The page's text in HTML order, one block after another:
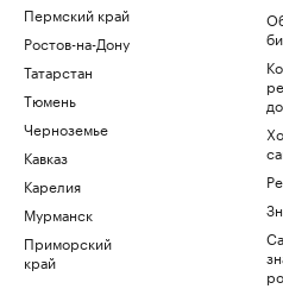
Пермский край
Ростов-на-Дону
Татарстан
Тюмень
Черноземье
Кавказ
Карелия
Мурманск
Приморский
край